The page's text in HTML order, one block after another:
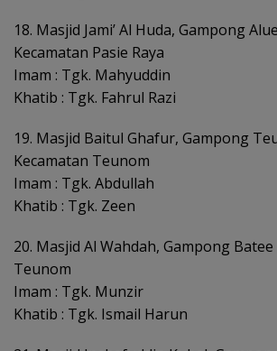
18. Masjid Jami’ Al Huda, Gampong
Kecamatan Pasie Raya
Imam : Tgk. Mahyuddin
Khatib : Tgk. Fahrul Razi
19. Masjid Baitul Ghafur, Gampong
Kecamatan Teunom
Imam : Tgk. Abdullah
Khatib : Tgk. Zeen
20. Masjid Al Wahdah, Gampong
Teunom
Imam : Tgk. Munzir
Khatib : Tgk. Ismail Harun